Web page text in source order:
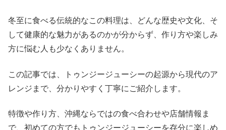
冬至に食べる伝統的なこの料理は、どんな歴史や文化、そ
して健康的な魅力があるのかが分からず、作り方や楽しみ
方に悩む人も少なくありません。
この記事では、トゥンジージューシーの起源から現代のア
レンジまで、分かりやすく丁寧にご紹介します。
特徴や作り方、沖縄ならではの食べ合わせや店舗情報ま
で、初めての方でもトゥンジージューシーを存分に楽しめ